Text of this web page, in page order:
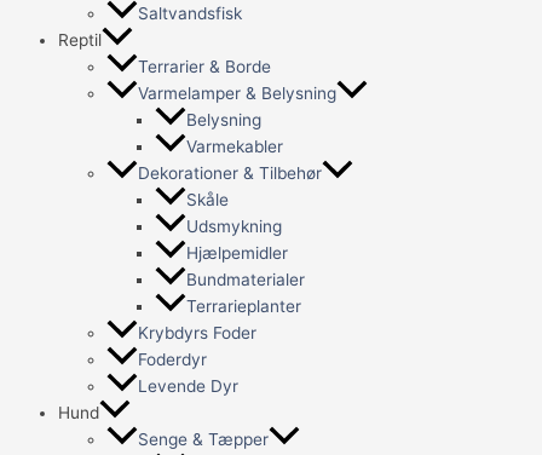
Saltvandsfisk
Reptil
Terrarier & Borde
Varmelamper & Belysning
Belysning
Varmekabler
Dekorationer & Tilbehør
Skåle
Udsmykning
Hjælpemidler
Bundmaterialer
Terrarieplanter
Krybdyrs Foder
Foderdyr
Levende Dyr
Hund
Senge & Tæpper